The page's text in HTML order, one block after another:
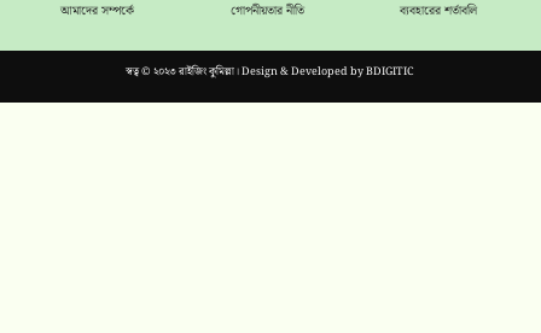
আমাদের সম্পর্কে গোপনীয়তার নীতি ব্যবহারের শর্তাবলি
স্বত্ব © ২০২৩ রাইজিং কুমিল্লা। Design & Developed byBDIGITIC